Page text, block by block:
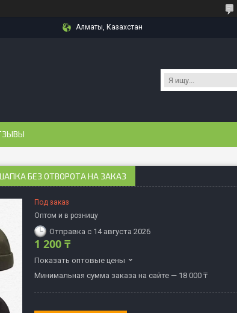
Алматы, Казахстан
БЕЗ ОТВОРОТА НА ЗАКАЗ
Под заказ
Оптом и в розницу
Отправка с 14 августа 2026
1 200 ₸
Показать оптовые цены
Минимальная сумма заказа на сайте — 18 000 ₸